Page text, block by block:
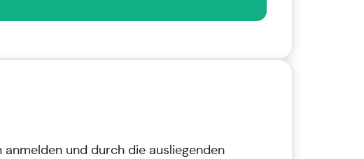
und durch die ausliegenden